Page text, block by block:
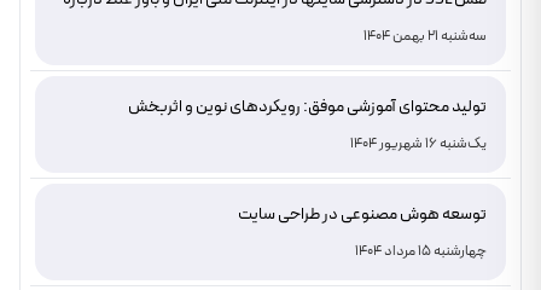
سه‌شنبه 21 بهمن 1404
تولید محتوای آموزشی موفق: رویکردهای نوین و اثربخش
یک‌شنبه 16 شهریور 1404
توسعه هوش مصنوعی در طراحی سایت
چهارشنبه 15 مرداد 1404